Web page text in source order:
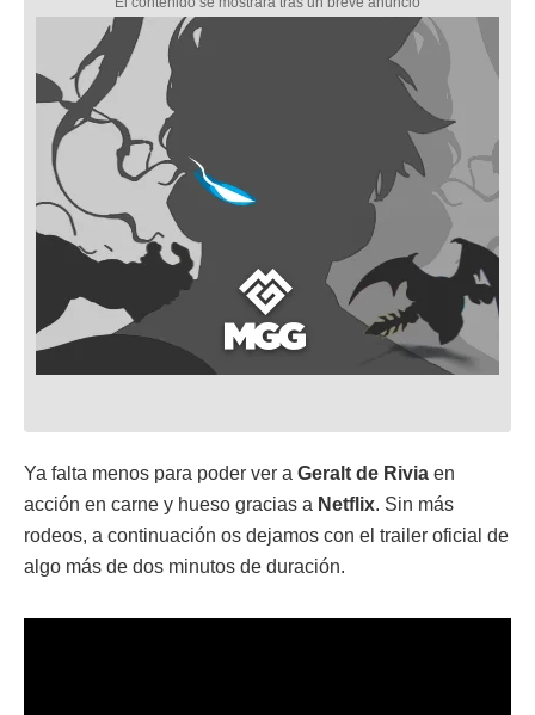
Ya falta menos para poder ver a Geralt de Rivia en
acción en carne y hueso gracias a Netflix. Sin más
rodeos, a continuación os dejamos con el trailer oficial de
algo más de dos minutos de duración.